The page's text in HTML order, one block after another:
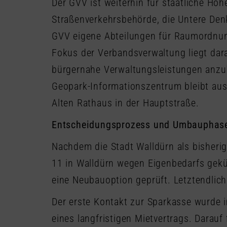
Der GVV ist weiterhin für staatliche
Straßenverkehrsbehörde, die Untere
GVV eigene Abteilungen für
Fokus der Verbandsverwaltung liegt
bürgernahe Verwaltungsleistungen
Geopark-Informationszentrum bleibt
Alten Rathaus in der Hauptstraße.
Entscheidungsprozess und
Nachdem die Stadt Walldürn als
11 in Walldürn wegen Eigenbedarfs
eine Neubauoption geprüft.
Der erste Kontakt zur Sparkasse
eines langfristigen Mietvertrags.